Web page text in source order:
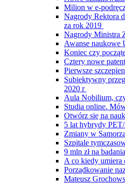
Milion w e-
Nagrody Rektora
za rok 2019
Nagrody Ministra
Awanse naukowe
Koniec czy
Cztery nowe
Pierwsze
Subiektywny
2020 r
Aula Nobilium,
Studia online.
Otwórz się na
5 lat hybrydy
Zmiany w
Szpitale
9 mln zł na
A co kiedy umiera
Porządkowanie
Mateusz